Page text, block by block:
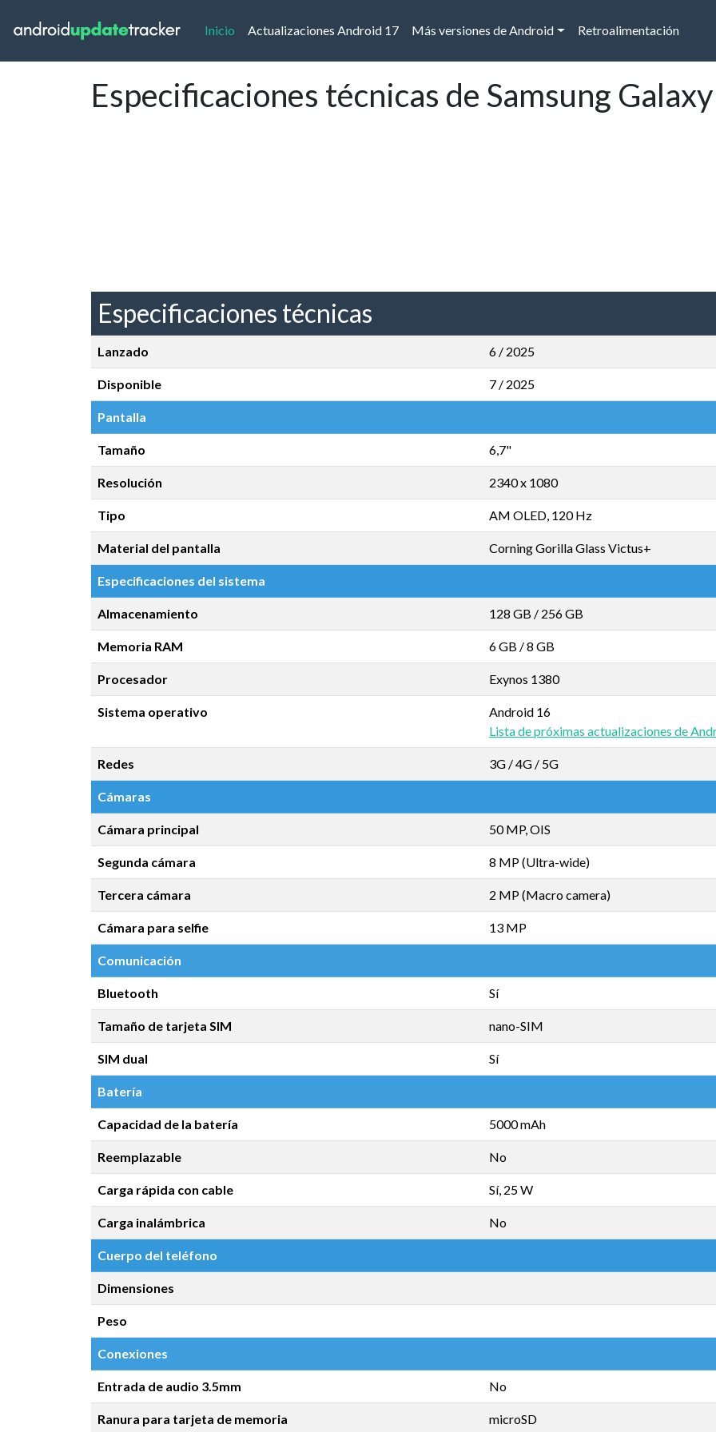
Inicio (current)
Actualizaciones Android 17 Más versiones de Android Retroalimentación
Especificaciones técnicas de Samsung
Especificaciones técnicas
Lanzado 6 / 2025
Disponible 7 / 2025
Pantalla
Tamaño 6,7"
Resolución 2340 x 1080
Tipo AM OLED, 120 Hz
Material del pantalla Corning Gorilla Glass Victus+
Especificaciones del sistema
Almacenamiento 128 GB / 256 GB
Memoria RAM 6 GB /8 GB
Procesador Exynos 1380
Sistema operativo
Android 16
Lista de próximas actualizaciones de
Redes 3G / 4G / 5G
Cámaras
Cámara principal 50 MP, OIS
Segunda cámara 8 MP (Ultra-wide)
Tercera cámara 2 MP (Macro camera)
Cámara para selfie 13 MP
Comunicación
Bluetooth Sí
Tamaño de tarjeta SIM nano-SIM
SIM dual Sí
Batería
Capacidad de la batería 5000 mAh
Reemplazable No
Carga rápida con cable Sí, 25 W
Carga inalámbrica No
Cuerpo del teléfono
Dimensiones
Peso
Conexiones
Entrada de audio 3.5mm No
Ranura para tarjeta de memoria microSD